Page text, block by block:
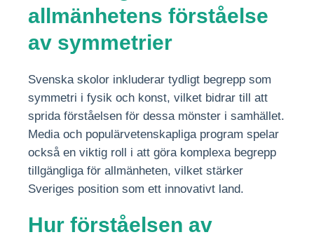
allmänhetens förståelse
av symmetrier
Svenska skolor inkluderar tydligt begrepp som
symmetri i fysik och konst, vilket bidrar till att
sprida förståelsen för dessa mönster i samhället.
Media och populärvetenskapliga program spelar
också en viktig roll i att göra komplexa begrepp
tillgängliga för allmänheten, vilket stärker
Sveriges position som ett innovativt land.
Hur förståelsen av